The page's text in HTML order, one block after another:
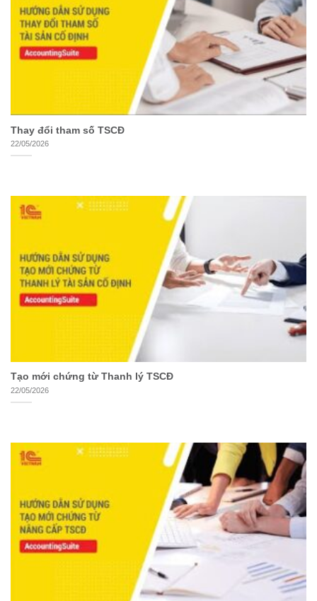
Thay đổi tham số TSCĐ
22/05/2026
Tạo mới chứng từ Thanh lý TSCĐ
22/05/2026